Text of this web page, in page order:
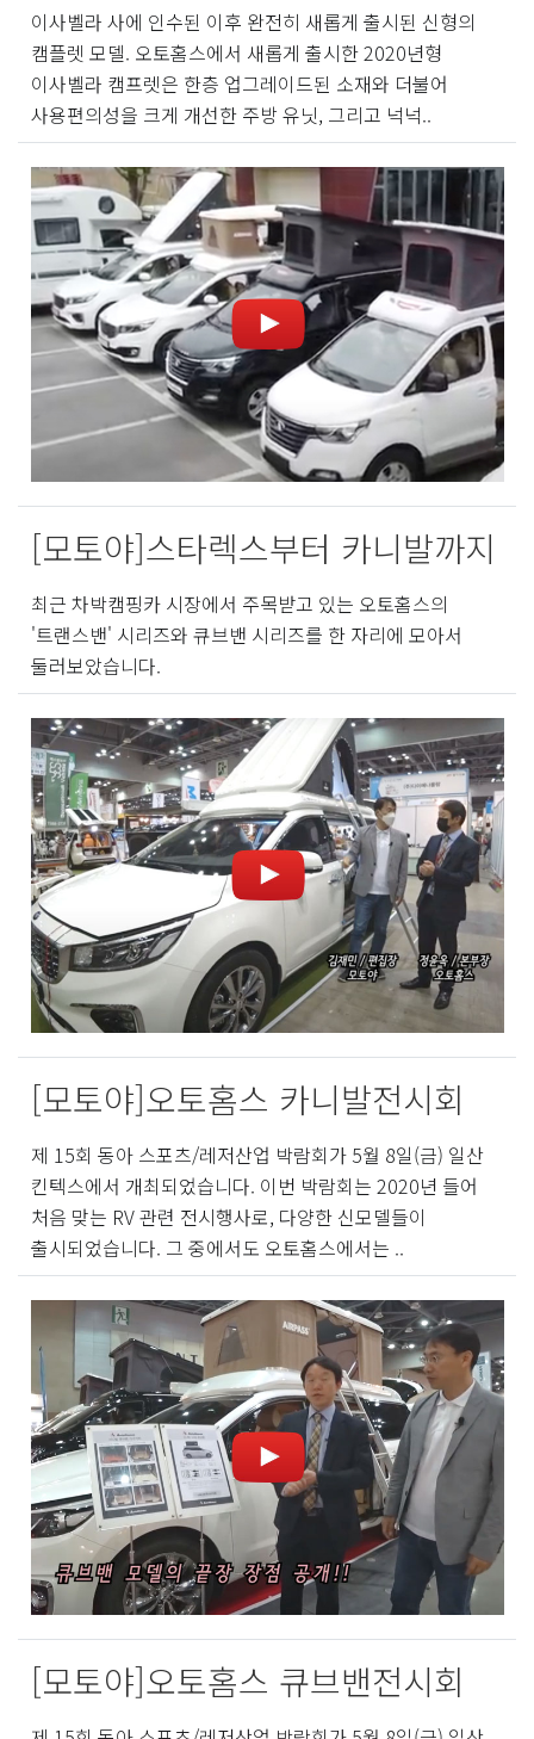
이사벨라 사에 인수된 이후 완전히 새롭게 출시된 신형의
캠플렛 모델. 오토홈스에서 새롭게 출시한 2020년형
이사벨라 캠프렛은 한층 업그레이드된 소재와 더불어
사용편의성을 크게 개선한 주방 유닛, 그리고 넉넉..
[모토야]스타렉스부터 카니발까지
최근 차박캠핑카 시장에서 주목받고 있는 오토홈스의
'트랜스밴' 시리즈와 큐브밴 시리즈를 한 자리에 모아서
둘러보았습니다.
[모토야]오토홈스 카니발전시회
제 15회 동아 스포츠/레저산업 박람회가 5월 8일(금) 일산
킨텍스에서 개최되었습니다. 이번 박람회는 2020년 들어
처음 맞는 RV 관련 전시행사로, 다양한 신모델들이
출시되었습니다. 그 중에서도 오토홈스에서는 ..
[모토야]오토홈스 큐브밴전시회